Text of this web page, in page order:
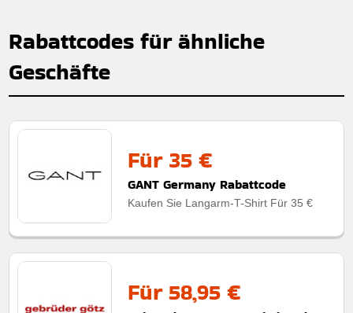
Rabattcodes für ähnliche
Geschäfte
Für 35 €
GANT Germany Rabattcode
Kaufen Sie Langarm-T-Shirt Für 35 €
Für 58,95 €